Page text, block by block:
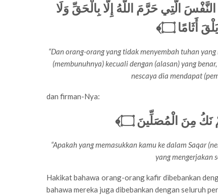
الَّتِي حَرَّمَ اللَّهُ إِلَّا بِالْحَقِّ وَلَا
أَثَامًا ۝﴾
“Dan orang-orang yang tidak menyembah tuhan
(membunuhnya) kecuali dengan (alasan) yang
nescaya dia mendapat
dan firman-Nya:
نَكُ مِنَ الْمُصَلِّينَ ۝﴾
“Apakah yang memasukkan kamu ke dalam Saqar
yang mengerjakan
Hakikat bahawa orang-orang kafir dibebankan
bahawa mereka juga dibebankan dengan seluruh